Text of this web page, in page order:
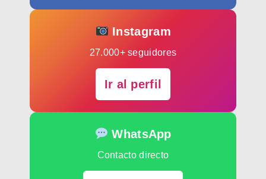
Instagram
27.000+ seguidores
Ir al perfil
WhatsApp
Contacto directo